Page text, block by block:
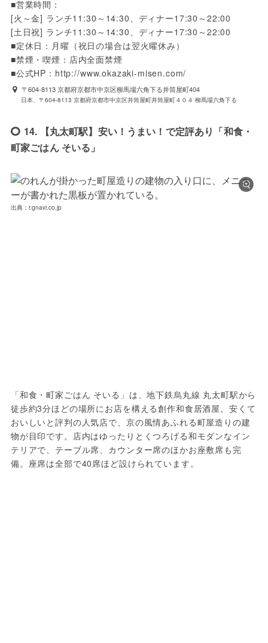
■営業時間：
[火～金] ランチ11:30～14:30、ディナー17:30～22:00
[土日祝] ランチ11:30～14:30、ディナー17:30～22:00
■定休日：月曜（祝日の場合は翌火曜休み）
■禁煙・喫煙：店内全面禁煙
■公式HP：http://www.okazaki-misen.com/
〒604-8113 京都府京都市中京区柳馬場六角下る井筒屋町404
日本、〒604-8113 京都府京都市中京区井筒屋町井筒屋町４０４ 柳馬場六角下る
14. 【丸太町駅】安い！うまい！で定評あり「和食・
町家ごはん そいる」
出典：r.gnavi.co.jp
「和食・町家ごはん そいる」は、地下鉄烏丸線 丸太町駅から
徒歩約3分ほどの場所にお店を構える創作和食居酒屋。安くて
おいしいと評判の人気店で、京の風情あふれる町屋造りの建
物が目印です。店内はゆったりとくつろげる和モダンなイン
テリアで、テーブル席、カウンター席のほかお座敷席も完
備。座席は全部で40席ほど設けられています。